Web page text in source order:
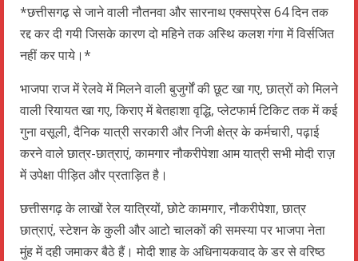
*छत्तीसगढ़ से जाने वाली नौतनवा और सारनाथ एक्सप्रेस 64 दिन तक
रद्द कर दी गयी जिसके कारण दो महिने तक अस्थि कलश गंगा में विर्सजित
नहीं कर पाये।*
भाजपा राज में रेलवे में मिलने वाली बुजुर्गों की छूट खा गए, छात्रों को मिलने
वाली रियायत खा गए, किराए में बेतहाशा वृद्धि, प्लेटफार्म टिकिट तक में कई
गुना वसूली, दैनिक यात्री सरकारी और निजी क्षेत्र के कर्मचारी, पढ़ाई
करने वाले छात्र-छात्राएं, कामगार नौकरीपेशा आम यात्री सभी मोदी राज़
में उपेक्षा पीड़ित और प्रताड़ित है।
छत्तीसगढ़ के लाखों रेल यात्रियों, छोटे कामगार, नौकरीपेशा, छात्र
छात्राएं, स्टेशन के कुली और आटो चालकों की समस्या पर भाजपा नेता
मुंह में दही जमाकर बैठे हैं। मोदी शाह के अधिनायकवाद के डर से वरिष्ठ